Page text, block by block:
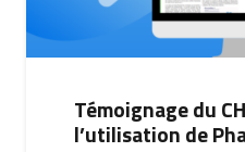
Témoignage du
l’utilisation de